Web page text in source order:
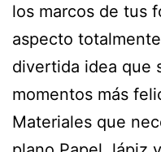
los marcos de tus
aspecto
divertida idea que
momentos más
Materiales que